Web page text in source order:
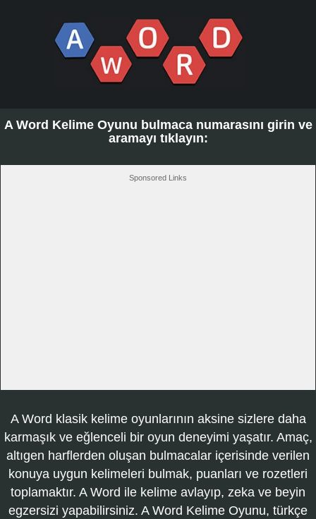
A Word Kelime Oyunu bulmaca numarasını girin ve
aramayı tıklayın:
Sponsored Links
A Word klasik kelime oyunlarının aksine sizlere daha
karmaşık ve eğlenceli bir oyun deneyimi yaşatır. Amaç,
altıgen harflerden oluşan bulmacalar içerisinde verilen
konuya uygun kelimeleri bulmak, puanları ve rozetleri
toplamaktır. A Word ile kelime avlayıp, zeka ve beyin
egzersizi yapabilirsiniz. A Word Kelime Oyunu, türkçe